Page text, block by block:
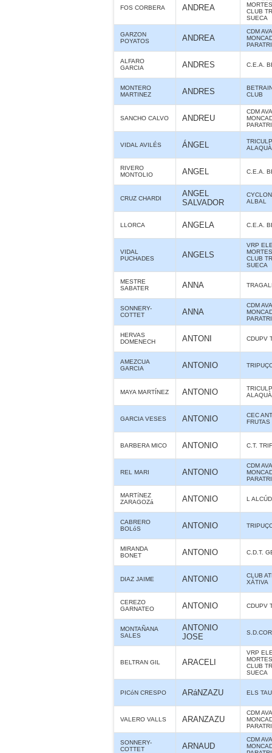
FOS CORBERA ANDREA
CLUB
SUECA
GARZON
POYATOS
ANDREA
CDM
ALFARO
GARCIA
ANDRES C.E.A.
MONTERO
MARTINEZ
ANDRES
CLUB
SANCHO CALVO ANDREU
CDM
VIDAL AVILÉS ÁNGEL
RIVERO
MONTOLIO
ANGEL C.E.A.
CRUZ CHARDI
ANGEL
SALVADOR
ALBAL
LLORCA ANGELA C.E.A.
VIDAL
PUCHADES
ANGELS
VRP
CLUB
SUECA
MESTRE
SABATER
ANNA
SONNERY-
COTTET
ANNA
CDM
HERVAS
DOMENECH
ANTONI CDUPV
AMEZCUA
GARCIA
ANTONIO
MAYA MARTÍNEZ ANTONIO
GARCIA VESES ANTONIO
CEC
BARBERA MICO ANTONIO C.T.
REL MARI ANTONIO
CDM
MARTíNEZ
ZARAGOZá
ANTONIO L
CABRERO
BOLóS
ANTONIO
MIRANDA
BONET
ANTONIO C.D.T.
DIAZ JAIME ANTONIO
CLUB
XÁTIVA
CEREZO
GARNATEO
ANTONIO CDUPV
MONTAÑANA
SALES
ANTONIO
JOSE
BELTRAN GIL ARACELI
VRP
CLUB
SUECA
PICóN CRESPO ARáNZAZU ELS
VALERO VALLS ARANZAZU
CDM
SONNERY-
COTTET
ARNAUD
CDM